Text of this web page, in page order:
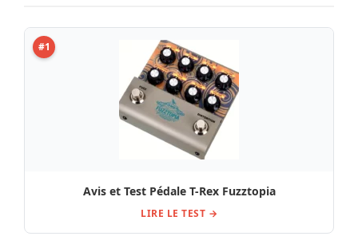
#1
Avis et Test Pédale T-Rex Fuzztopia
LIRE LE TEST →